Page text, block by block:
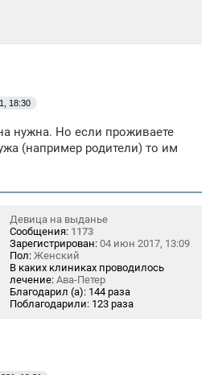
18:30
нужна. Но если проживаете
(например родители) то им
Девица на выданье
Сообщения: 1173
Зарегистрирован: 04 июн 2017, 13:09
Пол: Женский
В каких клиниках проводилось
лечение: Ава-Петер
Благодарил (а): 144 раза
Поблагодарили: 123 раза